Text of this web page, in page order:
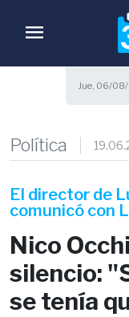
menu
Jue, 06/
Política
El director de
comunicó con
Nico
silencio:
se tenía